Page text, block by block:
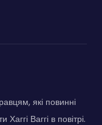
які повинні
Ваггі в повітрі.